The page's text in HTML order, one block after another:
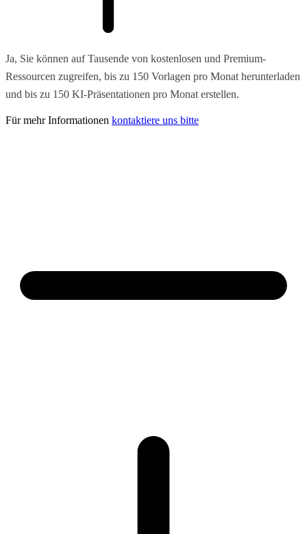
Ja, Sie können auf Tausende von kostenlosen und Premium-
Ressourcen zugreifen, bis zu 150 Vorlagen pro Monat herunterladen
und bis zu 150 KI-Präsentationen pro Monat erstellen.
Für mehr Informationen kontaktiere uns bitte